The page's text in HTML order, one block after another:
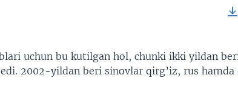
uchun bu kutilgan hol, chunki ikki yildan
2002-yildan beri sinovlar qirg’iz, rus hamda